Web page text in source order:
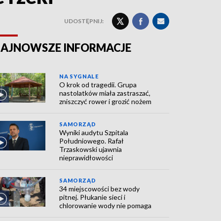
UDOSTĘPNIJ:
INFORMACJE
NA SYGNALE
O krok od tragedii. Grupa
nastolatków miała zastraszać,
zniszczyć rower i grozić nożem
SAMORZĄD
Wyniki audytu Szpitala
Południowego. Rafał
Trzaskowski ujawnia
nieprawidłowości
SAMORZĄD
34 miejscowości bez wody
pitnej. Płukanie sieci i
chlorowanie wody nie pomaga